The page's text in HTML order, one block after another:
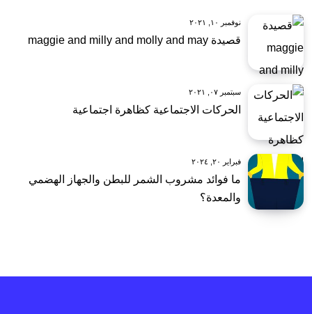
نوفمبر ١٠, ٢٠٢١
قصيدة maggie and milly and molly and may
سبتمبر ٠٧, ٢٠٢١
الحركات الاجتماعية كظاهرة اجتماعية
فبراير ٢٠, ٢٠٢٤
ما فوائد مشروب الشمر للبطن والجهاز الهضمي
والمعدة؟